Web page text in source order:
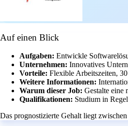
Auf einen Blick
Aufgaben: Entwickle
Unternehmen: Innovatives
Vorteile: Flexible Arbeitszeiten,
Weitere Informationen:
Warum dieser Job: Gestalte eine
Qualifikationen: Studium in
Das prognostizierte Gehalt liegt